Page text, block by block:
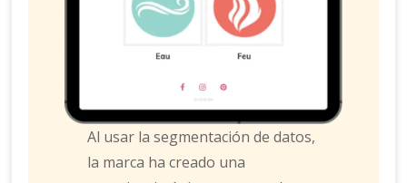
Al usar la segmentación de datos,
la marca ha creado una